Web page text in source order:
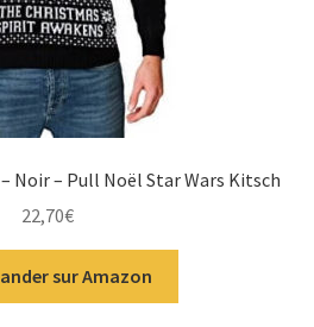
Noir – Pull Noël Star Wars Kitsch
22,70€
sur Amazon